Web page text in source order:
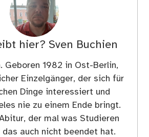
hier? Sven Buchien
Geboren 1982 in Ost-Berlin,
Einzelgänger, der sich für
Dinge interessiert und
nie zu einem Ende bringt.
der mal was Studieren
auch nicht beendet hat.